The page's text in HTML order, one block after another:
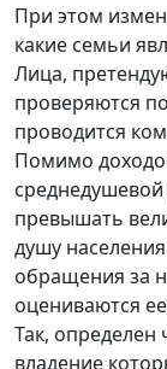
При этом
какие семьи
Лица,
проверяются
проводится
Помимо
превышать
душу
обращения за
оцениваются
Так, определен
владение